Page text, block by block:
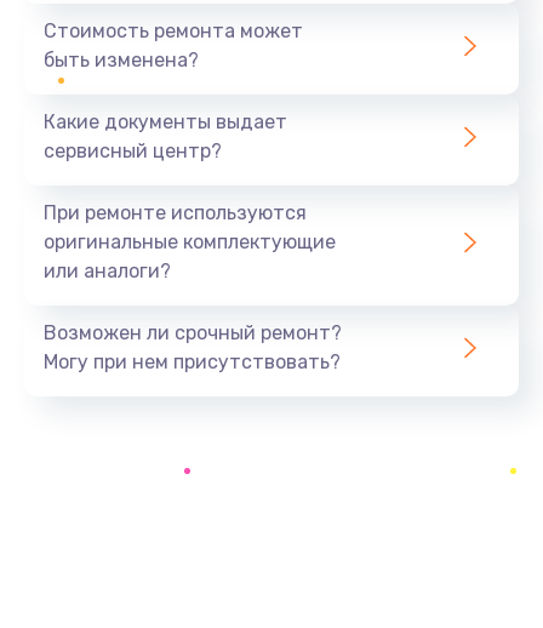
550 руб.
Ремонт экрана
Замена кнопки питания
Заказать
Стоимость ремонта может
быть изменена?
Какие документы выдает
сервисный центр?
При ремонте используются
оригинальные комплектующие
или аналоги?
Возможен ли срочный ремонт?
Могу при нем присутствовать?